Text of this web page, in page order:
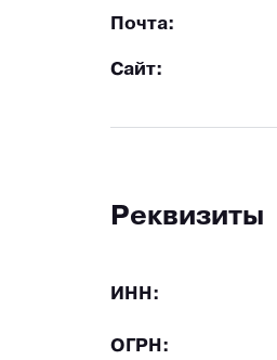
Почта:
Сайт:
Реквизиты
ИНН:
ОГРН: